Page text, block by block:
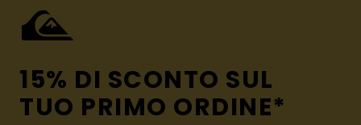
15% DI SCONTO SUL
TUO PRIMO ORDINE*